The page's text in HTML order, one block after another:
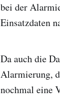
bei der
Einsatzdaten
Da auch die
Alarmierung,
nochmal eine